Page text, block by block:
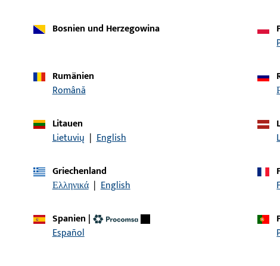
Bosnien und Herzegowina
Rumänien
Română
Litauen
Lietuvių | English
Griechenland
Ελληνικά | English
Spanien |
Español